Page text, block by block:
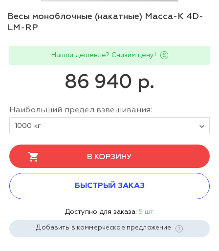
Весы моноблочные (накатные) Масса-К 4D-
LM-RP
Нашли дешевле? Снизим цену!
86 940 р.
Наибольший предел взвешивания:
1000 кг
В КОРЗИНУ
БЫСТРЫЙ ЗАКАЗ
Доступно для заказа: 5 шт.
Добавить в коммерческое предложение